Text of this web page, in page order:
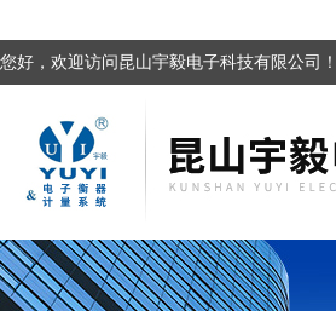
您好，欢迎访问昆山宇毅电子科技有限公司！